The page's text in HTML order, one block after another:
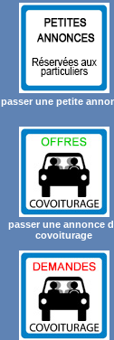
passer une petite
passer une annonce
covoiturage